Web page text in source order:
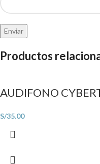
Productos
AUDIFONO
S/35.00